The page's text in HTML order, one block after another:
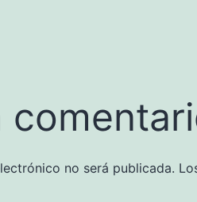
no será publicada.